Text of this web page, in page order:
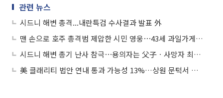
관련 뉴스
시드니 해변 총격...내란특검 수사결과 발표 外
맨 손으로 호주 총격범 제압한 시민 영웅⋯43세 과일가게 주인
시드니 해변 총기 난사 참극⋯용의자는 父子ㆍ사망자 최소 16명
美 클래리티 법안 연내 통과 가능성 13%…상원 문턱서 제동